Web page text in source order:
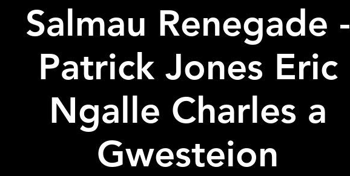
Salmau Renegade -
Patrick Jones Eric
Ngalle Charles a
Gwesteion